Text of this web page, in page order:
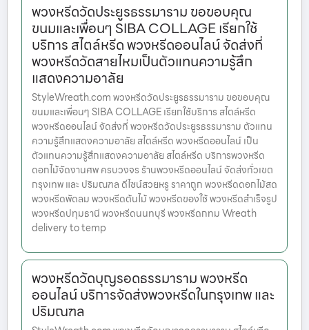
พวงหรีดวัดประยูรธรรมาราม ขอขอบคุณ
ขนมและเพื่อนๆ SIBA COLLAGE เรียกใช้
บริการ สไตล์หรีด พวงหรีดออนไลน์ จัดส่งที่
พวงหรีดวัดสายไหมเป็นตัวแทนความรู้สึก
แสดงความอาลัย
StyleWreath.com พวงหรีดวัดประยูรธรรมาราม ขอขอบคุณ
ขนมและเพื่อนๆ SIBA COLLAGE เรียกใช้บริการ สไตล์หรีด
พวงหรีดออนไลน์ จัดส่งที่ พวงหรีดวัดประยูรธรรมาราม ตัวแทน
ความรู้สึกแสดงความอาลัย สไตล์หรีด พวงหรีดออนไลน์ เป็น
ตัวแทนความรู้สึกแสดงความอาลัย สไตล์หรีด บริการพวงหรีด
ดอกไม้จัดงานศพ ครบวงจร ร้านพวงหรีดออนไลน์ จัดส่งทั่วเขต
กรุงเทพ และ ปริมณฑล ดีไซน์สวยหรู ราคาถูก พวงหรีดดอกไม้สด
พวงหรีดพัดลม พวงหรีดต้นไม้ พวงหรีดของใช้ พวงหรีดสำเร็จรูป
พวงหรีดปทุมธานี พวงหรีดนนทบุรี พวงหรีดกทม Wreath
delivery to temp
พวงหรีดวัดบุญรอดธรรมาราม พวงหรีด
ออนไลน์ บริการจัดส่งพวงหรีดในกรุงเทพ และ
ปริมณฑล